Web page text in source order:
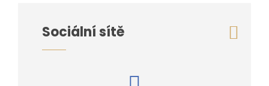
Sociální sítě